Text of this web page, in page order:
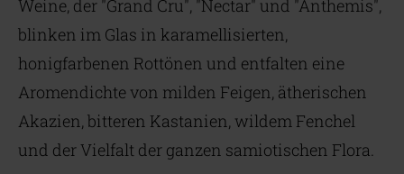
Weine, der "Grand Cru", "Nectar" und "Anthemis",
blinken im Glas in karamellisierten,
honigfarbenen Rottönen und entfalten eine
Aromendichte von milden Feigen, ätherischen
Akazien, bitteren Kastanien, wildem Fenchel
und der Vielfalt der ganzen samiotischen Flora.